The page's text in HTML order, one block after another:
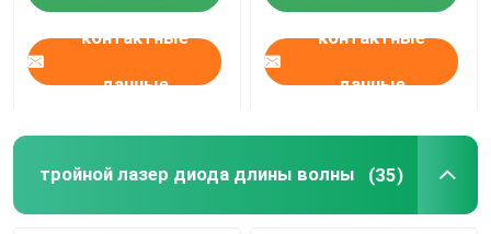
контактные
данные
контактные
данные
тройной лазер диода длины волны (35)